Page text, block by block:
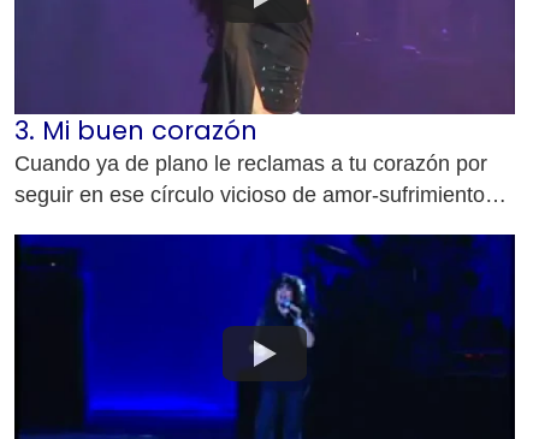
3. Mi buen corazón
Cuando ya de plano le reclamas a tu corazón por
seguir en ese círculo vicioso de amor-sufrimiento…